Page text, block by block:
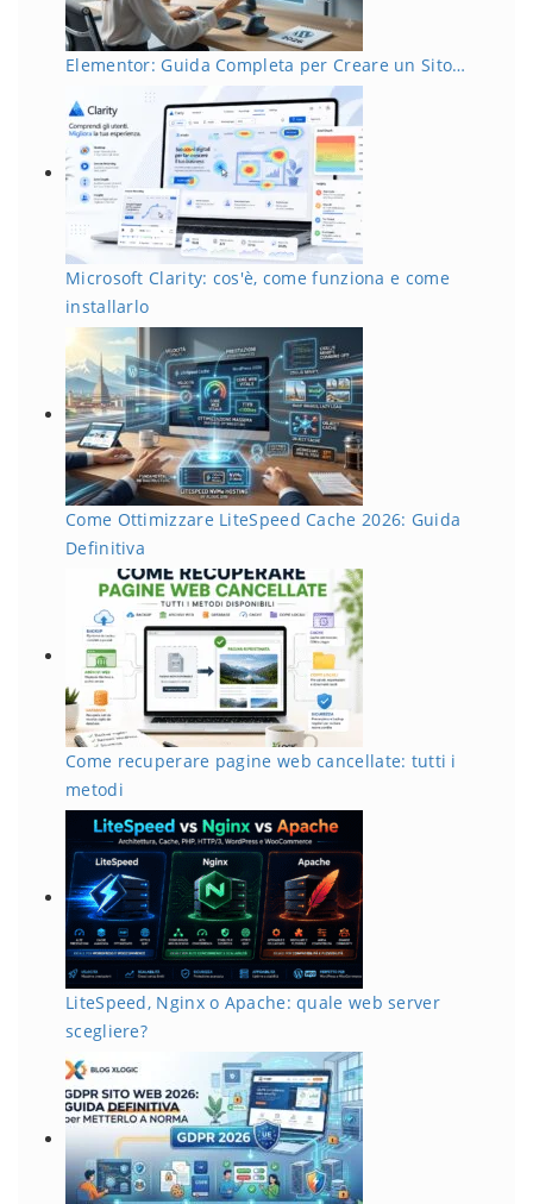
Elementor: Guida Completa per Creare un Sito…
Microsoft Clarity: cos'è, come funziona e come
installarlo
Come Ottimizzare LiteSpeed Cache 2026: Guida
Definitiva
Come recuperare pagine web cancellate: tutti i
metodi
LiteSpeed, Nginx o Apache: quale web server
scegliere?